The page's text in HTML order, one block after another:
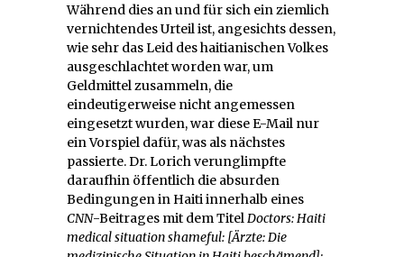
Während dies an und für sich ein ziemlich
vernichtendes Urteil ist, angesichts dessen,
wie sehr das Leid des haitianischen Volkes
ausgeschlachtet worden war, um
Geldmittel zusammeln, die
eindeutigerweise nicht angemessen
eingesetzt wurden, war diese E-Mail nur
ein Vorspiel dafür, was als nächstes
passierte. Dr. Lorich verunglimpfte
daraufhin öffentlich die absurden
Bedingungen in Haiti innerhalb eines
CNN-Beitrages mit dem TitelDoctors: Haiti
medical situation shameful: [Ärzte: Die